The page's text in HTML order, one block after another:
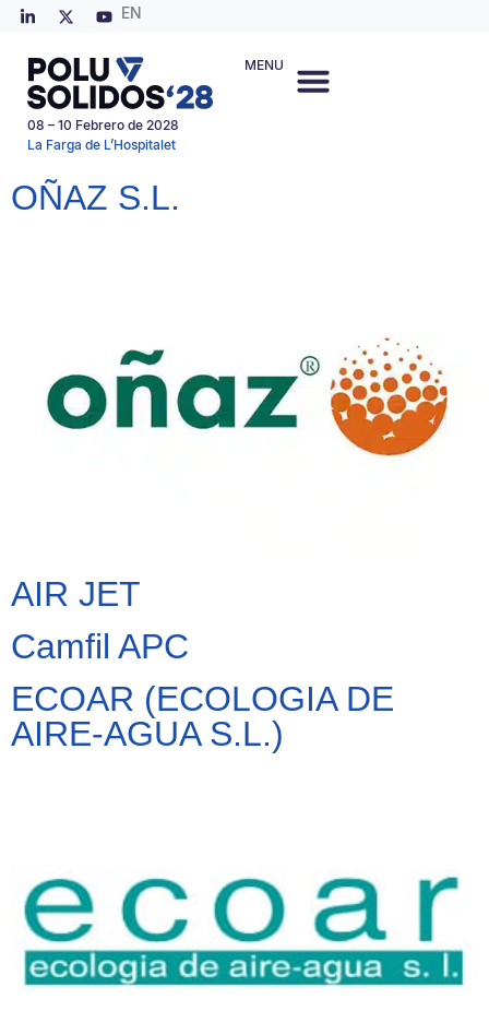
EN
08 – 10 Febrero de 2028
La Farga de L’Hospitalet
MENU
OÑAZ S.L.
AIR JET
Camfil APC
ECOAR (ECOLOGIA DE
AIRE-AGUA S.L.)